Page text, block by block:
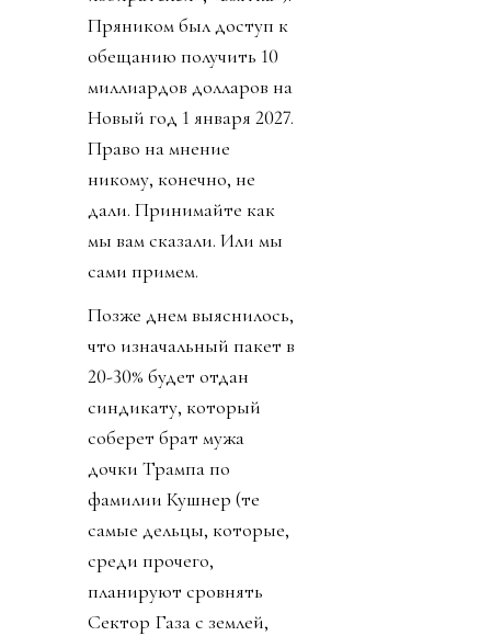
Пряником был доступ к
обещанию получить 10
миллиардов долларов на
Новый год 1 января 2027.
Право на мнение
никому, конечно, не
дали. Принимайте как
мы вам сказали. Или мы
сами примем.
Позже днем выяснилось,
что изначальный пакет в
20-30% будет отдан
синдикату, который
соберет брат мужа
дочки Трампа по
фамилии Кушнер (те
самые дельцы, которые,
среди прочего,
планируют сровнять
Сектор Газа с землей,